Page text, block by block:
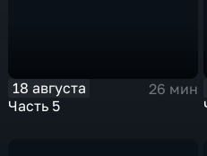
18 августа
26 мин
Часть 5